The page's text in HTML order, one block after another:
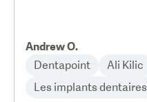
Andrew O.
Dentapoint
Ali Kilic
Les implants dentaires